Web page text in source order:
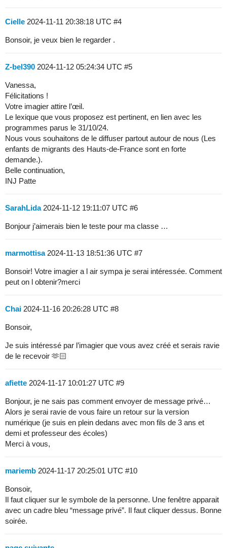
Cielle 2024-11-11 20:38:18 UTC #4
Bonsoir, je veux bien le regarder .
Z-bel390 2024-11-12 05:24:34 UTC #5
Vanessa,
Félicitations !
Votre imagier attire l’œil.
Le lexique que vous proposez est pertinent, en lien avec les
programmes parus le 31/10/24.
Nous vous souhaitons de le diffuser partout autour de nous (Les
enfants de migrants des Hauts-de-France sont en forte
demande.).
Belle continuation,
INJ Patte
SarahLida 2024-11-12 19:11:07 UTC #6
Bonjour j’aimerais bien le teste pour ma classe …
marmottisa 2024-11-13 18:51:36 UTC #7
Bonsoir! Votre imagier a l air sympa je serai intéressée. Comment
peut on l obtenir?merci
Chai 2024-11-16 20:26:28 UTC #8
Bonsoir,
Je suis intéressé par l’imagier que vous avez créé et serais ravie
de le recevoir 🫶🏻
afiette 2024-11-17 10:01:27 UTC #9
Bonjour, je ne sais pas comment envoyer de message privé…
Alors je serai ravie de vous faire un retour sur la version
numérique (je suis en plein dedans avec mon fils de 3 ans et
demi et professeur des écoles)
Merci à vous,
mariemb 2024-11-17 20:25:01 UTC #10
Bonsoir,
Il faut cliquer sur le symbole de la personne. Une fenêtre apparait
avec un cadre bleu “message privé”. Il faut cliquer dessus. Bonne
soirée.